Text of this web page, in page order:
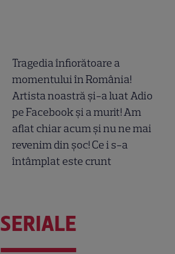
Tragedia înfiorătoare a
momentului în România!
Artista noastră și-a luat Adio
pe Facebook și a murit! Am
aflat chiar acum și nu ne mai
revenim din șoc! Ce i s-a
întâmplat este crunt
SERIALE